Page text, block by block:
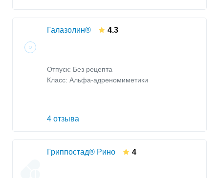
Галазолин® 4.3
Отпуск: Без рецепта
Класс: Альфа-адреномиметики
4 отзыва
Гриппостад® Рино 4